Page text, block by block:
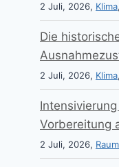
2 Juli, 2026, Klima,
Die
2 Juli, 2026, Klima,
Vorbereitung
2 Juli, 2026,